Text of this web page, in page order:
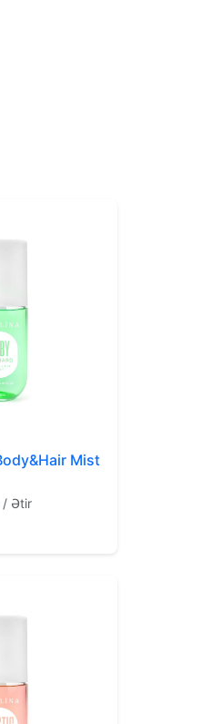
Mist
/ Ətir